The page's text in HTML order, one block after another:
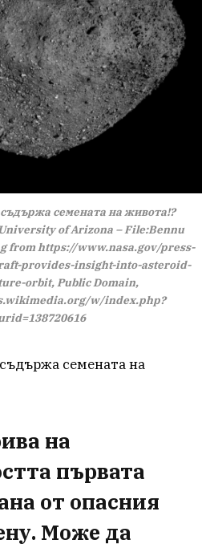
семената на живота!?
of Arizona – File:Bennu
from https://www.nasa.gov/press-
provides-insight-into-asteroid-
orbit, Public Domain,
w/index.php?
съдържа семената на
на
първата
от опасния
Може да